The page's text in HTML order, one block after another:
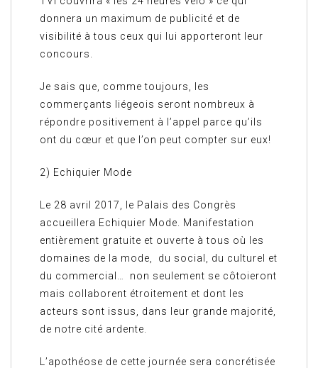
donnera un maximum de publicité et de
visibilité à tous ceux qui lui apporteront leur
concours.
Je sais que, comme toujours, les
commerçants liégeois seront nombreux à
répondre positivement à l’appel parce qu’ils
ont du cœur et que l’on peut compter sur eux!
2) Echiquier Mode
Le 28 avril 2017, le Palais des Congrès
accueillera Echiquier Mode. Manifestation
entièrement gratuite et ouverte à tous où les
domaines de la mode, du social, du culturel et
du commercial… non seulement se côtoieront
mais collaborent étroitement et dont les
acteurs sont issus, dans leur grande majorité,
de notre cité ardente.
L’apothéose de cette journée sera concrétisée